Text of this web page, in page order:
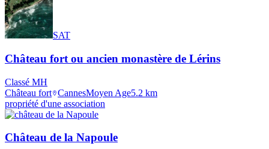
SAT
Château fort ou ancien monastère de Lérins
Classé MH
Château fort CannesMoyen Age5.2 km
propriété d'une association
Château de la Napoule